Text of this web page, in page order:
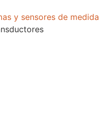
y sensores de medida